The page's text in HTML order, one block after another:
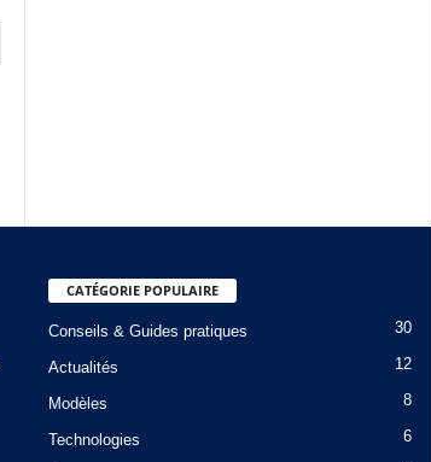
CATÉGORIE POPULAIRE
Conseils & Guides pratiques 30
Actualités 12
Modèles 8
Technologies 6